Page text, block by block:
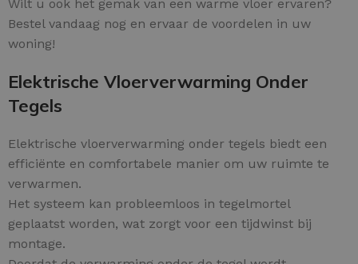
Wilt u ook het gemak van een warme vloer ervaren?
Bestel vandaag nog en ervaar de voordelen in uw
woning!
Elektrische Vloerverwarming Onder
Tegels
Elektrische vloerverwarming onder tegels biedt een
efficiënte en comfortabele manier om uw ruimte te
verwarmen.
Het systeem kan probleemloos in tegelmortel
geplaatst worden, wat zorgt voor een tijdwinst bij
montage.